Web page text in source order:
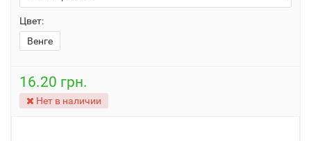
Цвет:
Венге
16.20 грн.
Нет в наличии